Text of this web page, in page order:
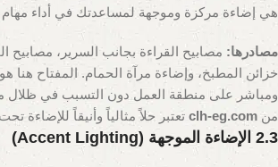
هي إضاءة مركزة وموجهة لمساعدتك في أداء
مصادرها: مصابيح القراءة بجانب السرير، مصابيح
خزائن المطبخ، وإضاءة مرآة الحمام. المفتاح هنا
من clh-eg.com تعتبر حلاً مثالياً وأنيقاً للإضاءة
2.3 الإضاءة الموجهة (Accent Lighting)